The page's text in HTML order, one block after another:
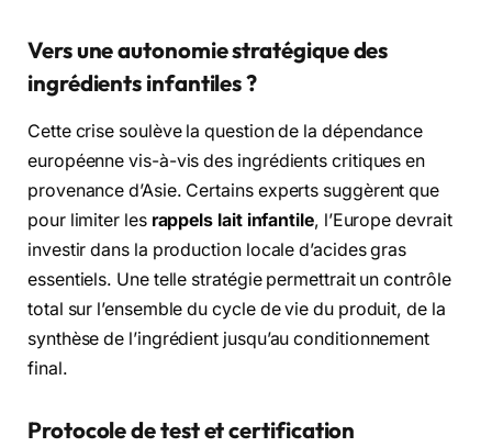
Vers une autonomie stratégique des
ingrédients infantiles ?
Cette crise soulève la question de la dépendance
européenne vis-à-vis des ingrédients critiques en
provenance d’Asie. Certains experts suggèrent que
pour limiter les rappels lait infantile, l’Europe devrait
investir dans la production locale d’acides gras
essentiels. Une telle stratégie permettrait un contrôle
total sur l’ensemble du cycle de vie du produit, de la
synthèse de l’ingrédient jusqu’au conditionnement
final.
Protocole de test et certification